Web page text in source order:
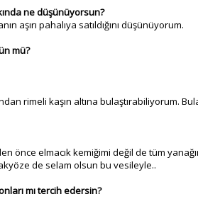
ne düşünüyorsun?
aşırı pahalıya satıldığını düşünüyorum.
mü?
rimeli kaşın altına bulaştırabiliyorum.
önce elmacık kemiğimi değil de tüm
de selam olsun bu vesileyle..
mı tercih edersin?